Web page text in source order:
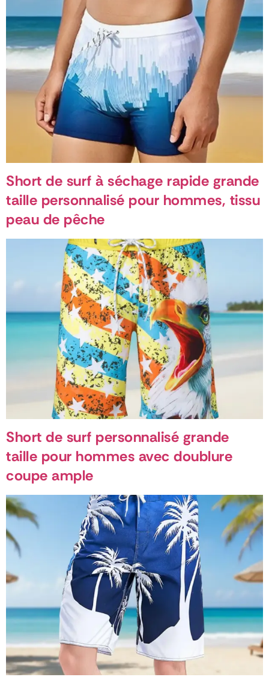
Short de surf à séchage rapide grande
taille personnalisé pour hommes, tissu
peau de pêche
Short de surf personnalisé grande
taille pour hommes avec doublure
coupe ample